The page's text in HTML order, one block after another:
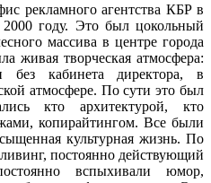
рекламного агентства КБР в
2000 году. Это был цокольный
массива в центре города
живая творческая атмосфера:
без кабинета директора, в
атмосфере. По сути это был
кто архитектурой, кто
копирайтингом. Все были
культурная жизнь. По
постоянно действующий
вспыхивали юмор,